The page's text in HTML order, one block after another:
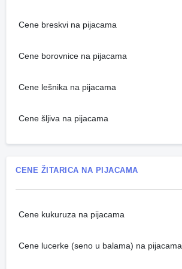
Cene breskvi na pijacama
Cene borovnice na pijacama
Cene lešnika na pijacama
Cene šljiva na pijacama
CENE ŽITARICA NA PIJACAMA
Cene kukuruza na pijacama
Cene lucerke (seno u balama) na pijacama